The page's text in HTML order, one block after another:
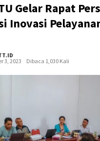
Gelar Rapat
Inovasi
3, 2023
Dibaca 1,030 Kali